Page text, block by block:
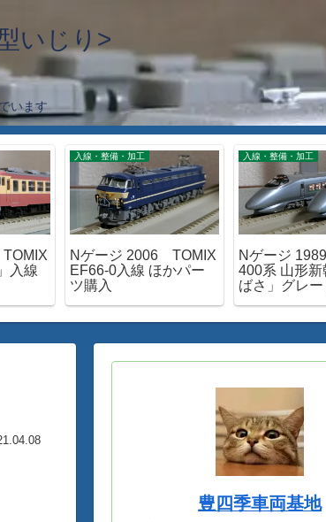
いじり>
います
入線
入線・整備・加工
Nゲージ 2006 TOMIX
EF66-0入線 ほかパー
ツ購入
入線・整備・加工
Nゲージ
400系 山形新
ばさ」グレ
豊四季車両基地